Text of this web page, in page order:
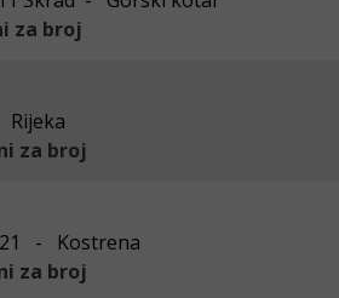
za broj
za broj
- Kostrena
za broj